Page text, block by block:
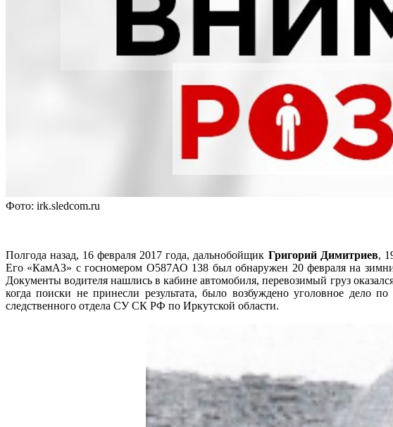
Фото: irk.sledcom.ru
Полгода назад, 16 февраля 2017 года, дальнобойщик Григорий Димитриев,
Его «КамАЗ» с госномером О587АО 138 был обнаружен 20 февраля на
Документы водителя нашлись в кабине автомобиля, перевозимый груз
когда поиски не принесли результата, было возбуждено уголовное дело
следственного отдела СУ СК РФ по Иркутской области.